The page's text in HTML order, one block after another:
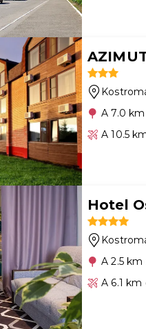
A 7.0
A 10.5
Hotel
A 2.5
A 6.1